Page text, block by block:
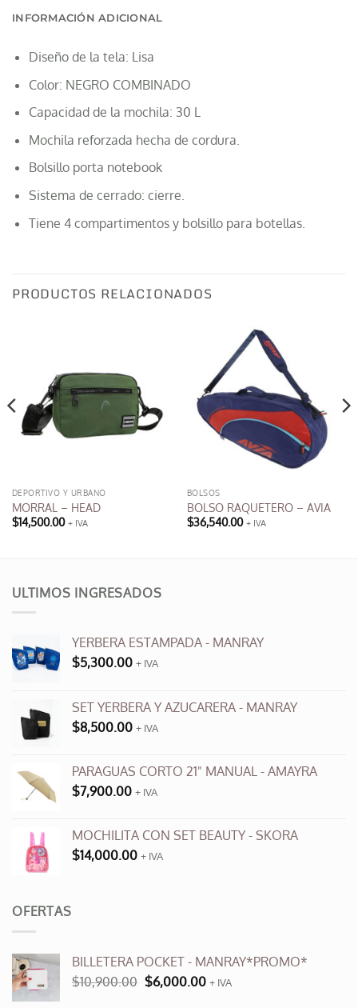
INFORMACIÓN ADICIONAL
Diseño de la tela: Lisa
Color: NEGRO COMBINADO
Capacidad de la mochila: 30 L
Mochila reforzada hecha de cordura.
Bolsillo porta notebook
Sistema de cerrado: cierre.
Tiene 4 compartimentos y bolsillo para botellas.
PRODUCTOS RELACIONADOS
DEPORTIVO Y URBANO
MORRAL – HEAD
$14,500.00 + IVA
BOLSOS
BOLSO RAQUETERO – AVIA
$36,540.00 + IVA
opciones
en
producto
ULTIMOS INGRESADOS
YERBERA ESTAMPADA - MANRAY
$5,300.00 + IVA
SET YERBERA Y AZUCARERA - MANRAY
$8,500.00 + IVA
PARAGUAS CORTO 21" MANUAL - AMAYRA
$7,900.00 + IVA
MOCHILITA CON SET BEAUTY - SKORA
$14,000.00 + IVA
OFERTAS
BILLETERA POCKET - MANRAY*PROMO*
$10,900.00 El
$6,000.00El+ IVA